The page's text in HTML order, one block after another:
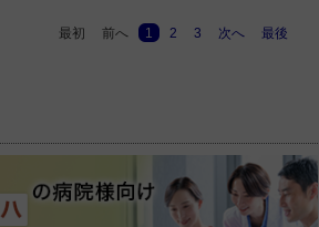
最初 前へ 1 2 3 次へ 最後